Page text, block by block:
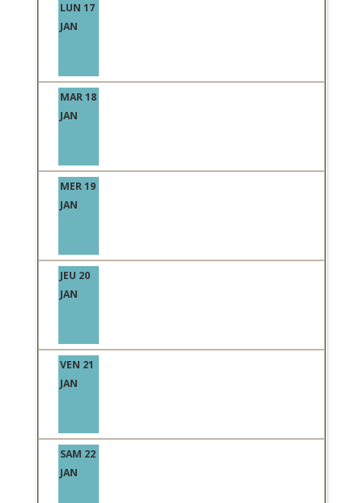
LUN 17
JAN
MAR 18
JAN
MER 19
JAN
JEU 20
JAN
VEN 21
JAN
SAM 22
JAN